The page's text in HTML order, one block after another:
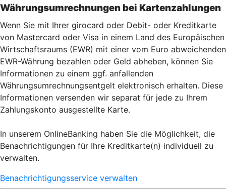
Währungsumrechnungen bei Kartenzahlungen
Wenn Sie mit Ihrer girocard oder Debit- oder Kreditkarte
von Mastercard oder Visa in einem Land des Europäischen
Wirtschaftsraums (EWR) mit einer vom Euro abweichenden
EWR-Währung bezahlen oder Geld abheben, können Sie
Informationen zu einem ggf. anfallenden
Währungsumrechnungsentgelt elektronisch erhalten. Diese
Informationen versenden wir separat für jede zu Ihrem
Zahlungskonto ausgestellte Karte.
In unserem OnlineBanking haben Sie die Möglichkeit, die
Benachrichtigungen für Ihre Kreditkarte(n) individuell zu
verwalten.
Benachrichtigungsservice verwalten